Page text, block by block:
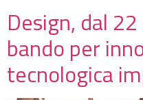
Design, dal
bando per
tecnologica